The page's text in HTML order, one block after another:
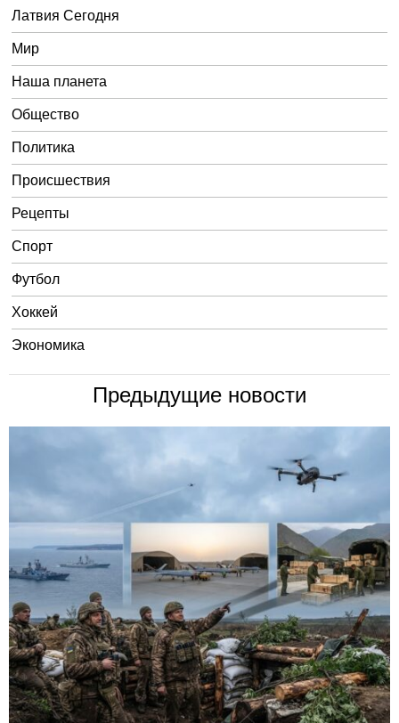
Латвия Сегодня
Мир
Наша планета
Общество
Политика
Происшествия
Рецепты
Спорт
Футбол
Хоккей
Экономика
Предыдущие новости